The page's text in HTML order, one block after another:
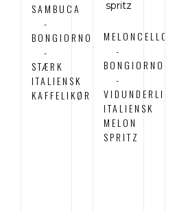
SAMBUCA
-
BONGIORNO
-
STÆRK
ITALIENSK
KAFFELIKØR
MELONCELLO
-
BONGIORNO
-
VIDUNDERLIG
ITALIENSK
MELON
SPRITZ